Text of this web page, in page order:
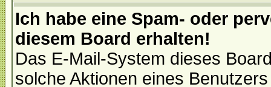
Ich habe eine Spam- oder
diesem Board erhalten!
Das E-Mail-System dieses
solche Aktionen eines